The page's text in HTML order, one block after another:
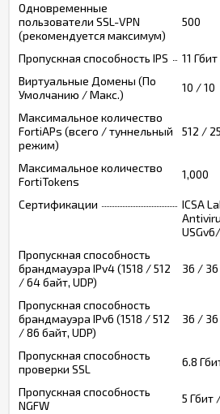
Одновременные
пользователи SSL-VPN
(рекомендуется максимум)
500
Пропускная способность IPS
11
Виртуальные Домены (По
Умолчанию / Макс.)
10 / 10
Максимальное количество
FortiAPs (всего / туннельный
режим)
512 /
Максимальное количество
FortiTokens
1,000
Сертификации
ICSA
Пропускная способность
брандмауэра IPv4 (1518 / 512
/ 64 байт, UDP)
36 /
Пропускная способность
брандмауэра IPv6 (1518 / 512
/ 86 байт, UDP)
36 /
Пропускная способность
проверки SSL
6.8
Пропускная способность
NGFW
5 Гбит